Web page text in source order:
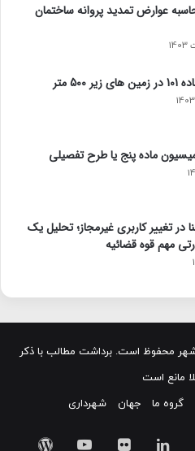
عوارض تمدید پروانه ساختمان
متر
ماده پنج یا طرح تفصیلی
در تغییر کاربری غیرمجاز؛ تحلیل یک
مهم قوه قضائیه
محفوظ است. برداشت مطالب با ذکر
مانع است
گروه ما جهان شهرداری
لینکداینتصاویریوتیوب